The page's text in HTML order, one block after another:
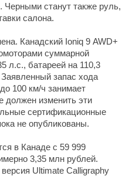
Черными станут также руль,
салона.
Канадский Ioniq 9 AWD+
суммарной
л.с., батареей на 110,3
запас хода
100 км/ч занимает
должен изменить эти
сертификационные
не опубликованы.
в Канаде с 59 999
3,35 млн рублей.
Ultimate Calligraphy